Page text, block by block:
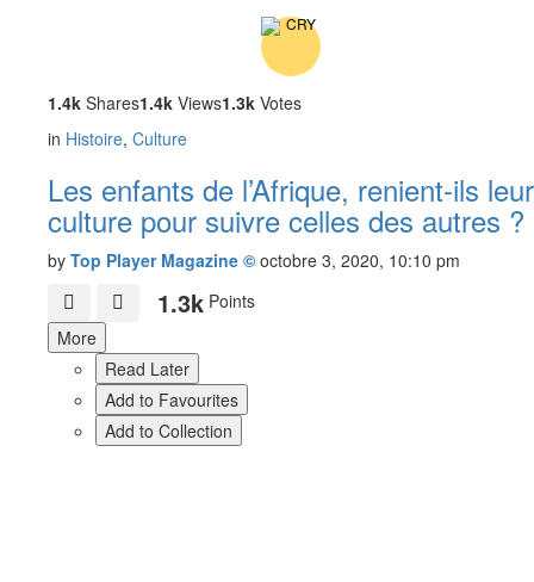
1.4k Shares1.4k Views1.3k Votes
in Histoire, Culture
Les enfants de l’Afrique, renient-ils leur
culture pour suivre celles des autres ?
by Top Player Magazine © octobre 3, 2020, 10:10 pm
1.3k Points
More
Read Later
Add to Favourites
Add to Collection